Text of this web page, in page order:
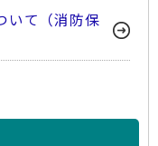
いて（消防保